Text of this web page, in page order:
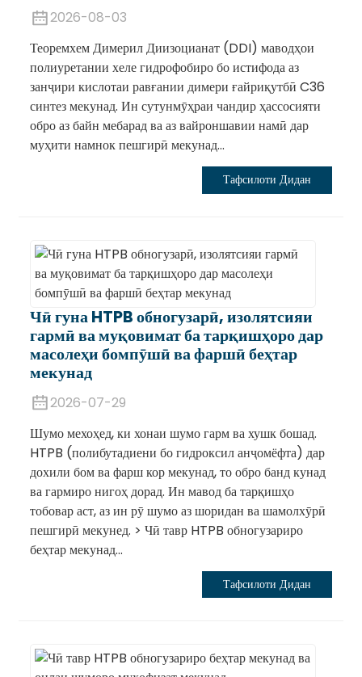
2026-08-03
Теоремхем Димерил Диизоцианат (DDI) маводҳои
полиуретании хеле гидрофобиро бо истифода аз
занҷири кислотаи равғании димери ғайриқутбӣ C36
синтез мекунад. Ин сутунмӯҳраи чандир ҳассосияти
обро аз байн мебарад ва аз вайроншавии намӣ дар
муҳити намнок пешгирӣ мекунад...
Тафсилоти Дидан
Чӣ гуна HTPB обногузарӣ, изолятсияи
гармӣ ва муқовимат ба тарқишҳоро дар
масолеҳи бомпӯшӣ ва фаршӣ беҳтар
мекунад
2026-07-29
Шумо мехоҳед, ки хонаи шумо гарм ва хушк бошад.
HTPB (полибутадиени бо гидроксил анҷомёфта) дар
дохили бом ва фарш кор мекунад, то обро банд кунад
ва гармиро нигоҳ дорад. Ин мавод ба тарқишҳо
тобовар аст, аз ин рӯ шумо аз шоридан ва шамолхӯрӣ
пешгирӣ мекунед. > Чӣ тавр HTPB обногузариро
беҳтар мекунад...
Тафсилоти Дидан